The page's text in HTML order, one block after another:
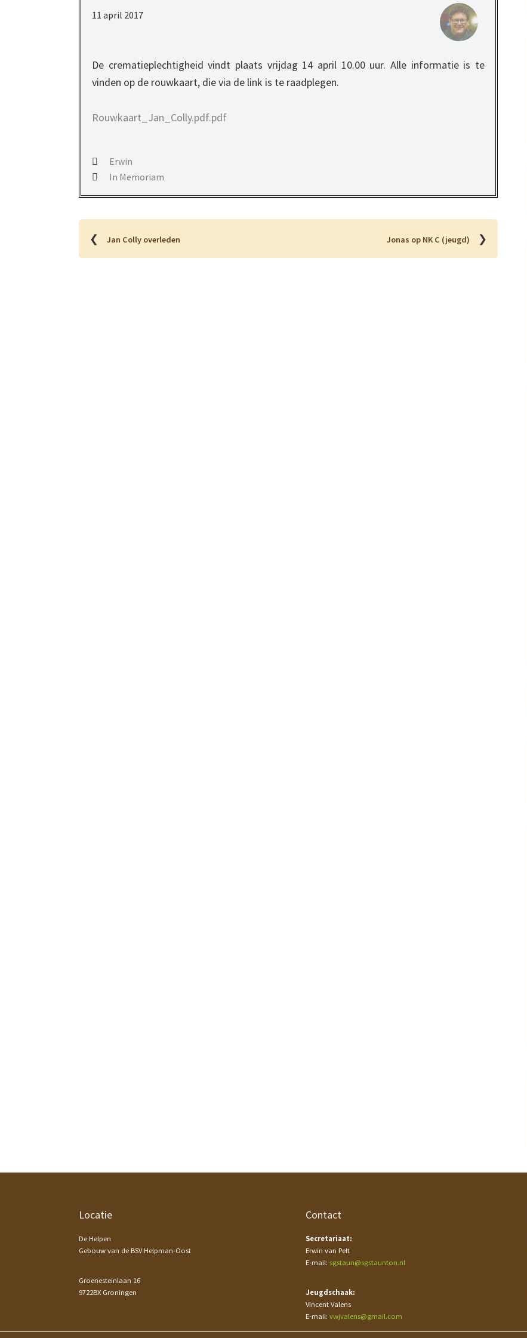
11 april 2017
De crematieplechtigheid vindt plaats vrijdag 14 april 10.00 uur. Alle informatie is te
vinden op de rouwkaart, die via de link is te raadplegen.
Rouwkaart_Jan_Colly.pdf.pdf
Erwin
In Memoriam
❮ Jan Colly overleden Jonas op NK C (jeugd) ❯
Locatie
De Helpen
Gebouw van de BSV Helpman-Oost
Groenesteinlaan 16
9722BX Groningen
Contact
Secretariaat:
Erwin van Pelt
E-mail: sgstaun@sgstaunton.nl
Jeugdschaak:
Vincent Valens
E-mail: vwjvalens@gmail.com